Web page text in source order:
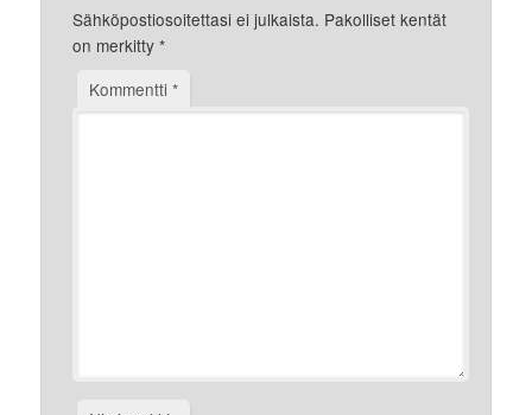
Sähköpostiosoitettasi ei julkaista. Pakolliset kentät
on merkitty*
Kommentti*